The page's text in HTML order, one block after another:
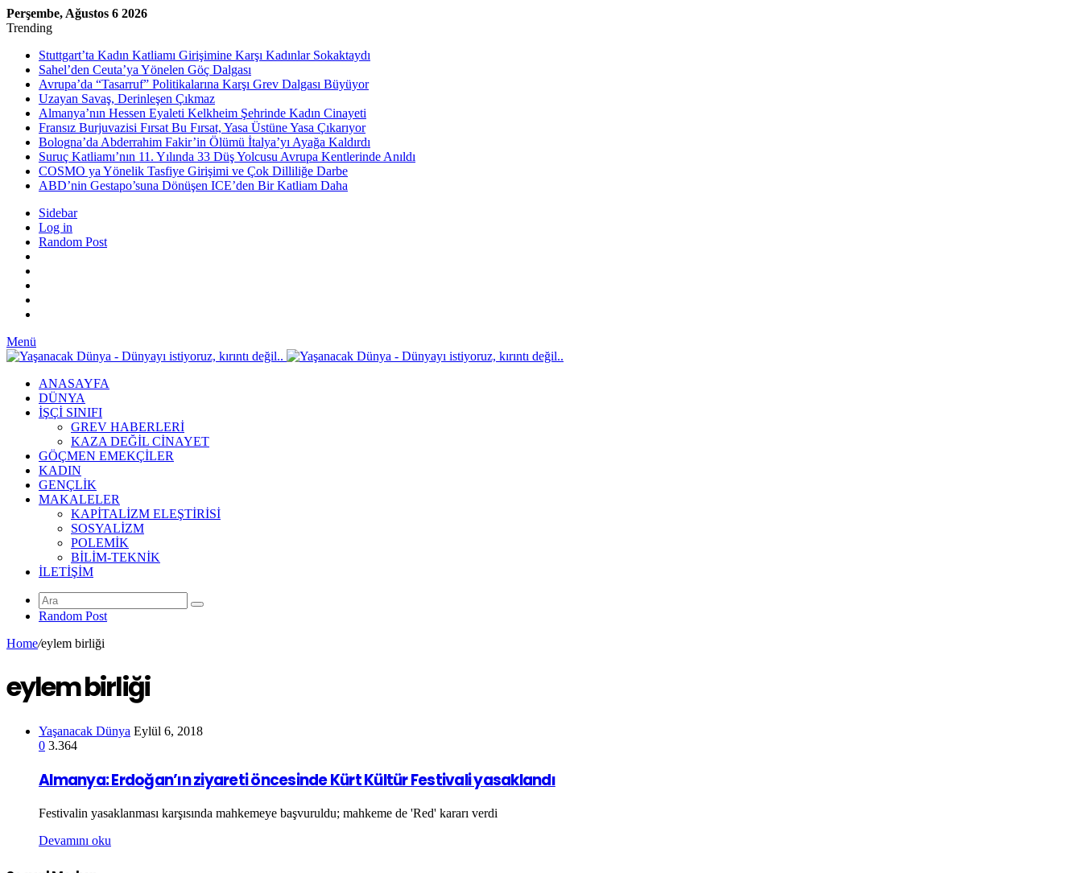
Perşembe, Ağustos 6 2026
Trending
Stuttgart’ta Kadın Katliamı Girişimine Karşı Kadınlar Sokaktaydı
Sahel’den Ceuta’ya Yönelen Göç Dalgası
Avrupa’da “Tasarruf” Politikalarına Karşı Grev Dalgası Büyüyor
Uzayan Savaş, Derinleşen Çıkmaz
Almanya’nın Hessen Eyaleti Kelkheim Şehrinde Kadın Cinayeti
Fransız Burjuvazisi Fırsat Bu Fırsat, Yasa Üstüne Yasa Çıkarıyor
Bologna’da Abderrahim Fakir’in Ölümü İtalya’yı Ayağa Kaldırdı
Suruç Katliamı’nın 11. Yılında 33 Düş Yolcusu Avrupa Kentlerinde Anıldı
COSMO ya Yönelik Tasfiye Girişimi ve Çok Dilliliğe Darbe
ABD’nin Gestapo’suna Dönüşen ICE’den Bir Katliam Daha
Sidebar
Log in
Random Post
Menü
ANASAYFA
DÜNYA
İŞÇİ SINIFI
GREV HABERLERİ
KAZA DEĞİL CİNAYET
GÖÇMEN EMEKÇİLER
KADIN
GENÇLİK
MAKALELER
KAPİTALİZM ELEŞTİRİSİ
SOSYALİZM
POLEMİK
BİLİM-TEKNİK
ILETIŞIM
Random Post
Home/eylem birliği
eylem birliği
Yaşanacak Dünya Eylül 6, 2018
0 3.364
Almanya: Erdoğan’ın ziyareti öncesinde Kürt Kültür Festivali yasaklandı
Festivalin yasaklanması karşısında mahkemeye başvuruldu; mahkeme de 'Red' kararı verdi
Devamını oku